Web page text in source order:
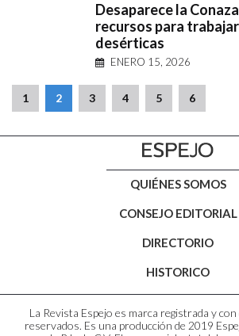
Desaparece la
recursos para
desérticas
ENERO 15, 2026
1 2 3 4 5 6
QUIÉNES SOMOS
CONSEJO EDITORIAL
DIRECTORIO
HISTORICO
La Revista Espejo es marca registrada y
reservados. Es una producción de 2019